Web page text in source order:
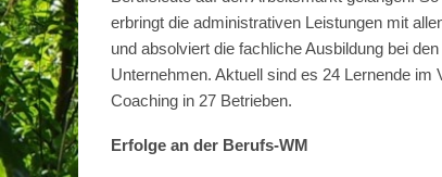
erbringt die administrativen Leistungen mit
und absolviert die fachliche Ausbildung bei
Unternehmen. Aktuell sind es 24 Lernende
Coaching in 27 Betrieben.
Erfolge an der Berufs-WM